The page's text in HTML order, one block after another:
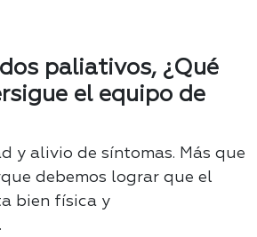
paliativos, ¿Qué
el equipo de
y alivio de síntomas. Más que
debemos lograr que el
bien física y